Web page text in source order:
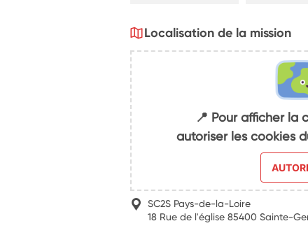
Localisation de la mission
📍 Pour afficher la
autoriser les cookies
SC2S Pays-de-la-Loire
18 Rue de l'église 85400 Sainte-